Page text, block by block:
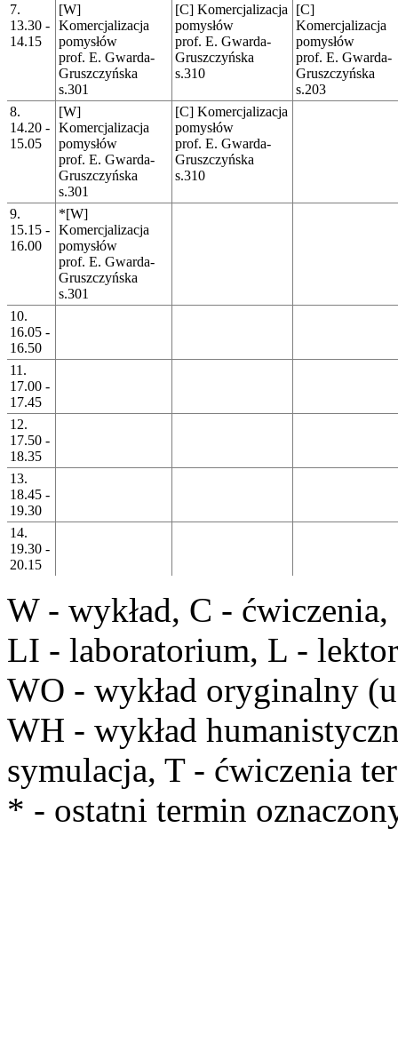
7.
13.30 -
14.15
[W]
Komercjalizacja
pomysłów
prof. E. Gwarda-
Gruszczyńska
s.301
[C] Komercjalizacja
pomysłów
prof. E. Gwarda-
Gruszczyńska
s.310
[C]
Komercjalizacja
pomysłów
prof. E. Gwarda-
Gruszczyńska
s.203
8.
14.20 -
15.05
[W]
Komercjalizacja
pomysłów
prof. E. Gwarda-
Gruszczyńska
s.301
[C] Komercjalizacja
pomysłów
prof. E. Gwarda-
Gruszczyńska
s.310
9.
15.15 -
16.00
*[W]
Komercjalizacja
pomysłów
prof. E. Gwarda-
Gruszczyńska
s.301
10.
16.05 -
16.50
11.
17.00 -
17.45
12.
17.50 -
18.35
13.
18.45 -
19.30
14.
19.30 -
20.15
W- wykład, C - ćwiczenia,
LI - laboratorium, L -
WO - wykład oryginalny
WH - wykład
symulacja, T- ćwiczenia
* - ostatni termin